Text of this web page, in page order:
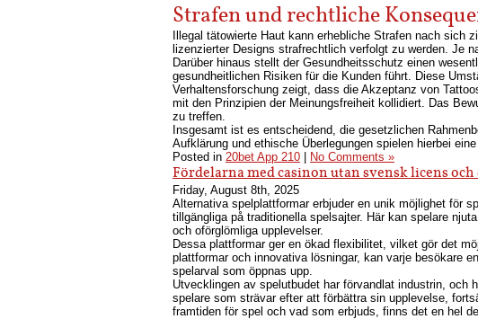
Strafen und rechtliche
Illegal tätowierte Haut kann erhebliche Strafen nach
lizenzierter Designs strafrechtlich verfolgt zu werden. Je
Darüber hinaus stellt der Gesundheitsschutz einen
gesundheitlichen Risiken für die Kunden führt. Diese
Verhaltensforschung zeigt, dass die Akzeptanz von
mit den Prinzipien der Meinungsfreiheit kollidiert. Das
zu treffen.
Insgesamt ist es entscheidend, die gesetzlichen
Aufklärung und ethische Überlegungen spielen hierbei
Posted in 20bet App 210 No Comments »
Fördelarna med casinon utan svensk licens
Friday, August 8th, 2025
Alternativa spelplattformar erbjuder en unik möjlighet för
tillgängliga på traditionella spelsajter. Här kan spelare
och oförglömliga upplevelser.
Dessa plattformar ger en ökad flexibilitet, vilket gör det
plattformar och innovativa lösningar, kan varje besökare
spelarval som öppnas upp.
Utvecklingen av spelutbudet har förvandlat industrin, och
spelare som strävar efter att förbättra sin upplevelse,
framtiden för spel och vad som erbjuds, finns det en hel